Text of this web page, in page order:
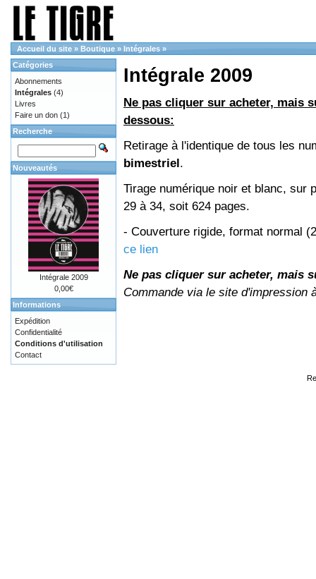
Accueil du site » Boutique » Intégrales »
Intégrale 2009
Ne pas cliquer sur acheter, mais
dessous:
Retirage à l'identique de tous les
bimestriel.
Tirage numérique noir et blanc, sur
29 à 34, soit 624 pages.
- Couverture rigide, format normal
ce lien
Ne pas cliquer sur acheter, mais
Commande via le site d'impression
Catégories
Abonnements
Intégrales (4)
Livres
Faire un don (1)
Recherche
Nouveautés
Intégrale 2009
0,00€
Informations
Expédition
Confidentialité
Conditions d'utilisation
Contact